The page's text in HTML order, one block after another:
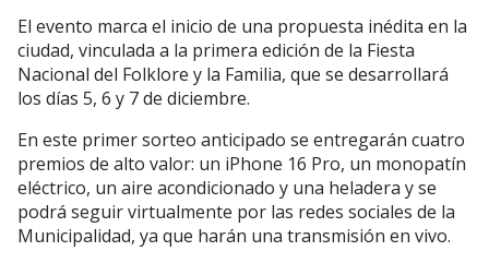
El evento marca el inicio de una propuesta inédita en la
ciudad, vinculada a la primera edición de la Fiesta
Nacional del Folklore y la Familia, que se desarrollará
los días 5, 6 y 7 de diciembre.
En este primer sorteo anticipado se entregarán cuatro
premios de alto valor: un iPhone 16 Pro, un monopatín
eléctrico, un aire acondicionado y una heladera y se
podrá seguir virtualmente por las redes sociales de la
Municipalidad, ya que harán una transmisión en vivo.